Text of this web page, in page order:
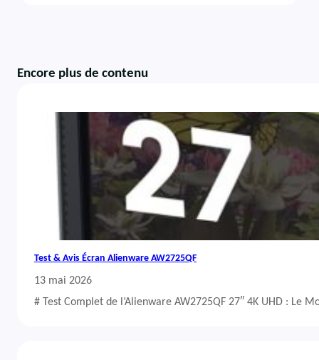
Encore plus de contenu
Test & Avis Écran Alienware AW2725QF
13 mai 2026
# Test Complet de l’Alienware AW2725QF 27″ 4K UHD : Le